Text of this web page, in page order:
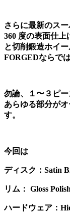
さらに最新のス
360 度の表面仕上
と切削鍛造ホイ
FORGEDならでは
勿論、１〜３ピ
あらゆる部分が
す。
今回は
ディスク：Satin
リム： Gloss
ハードウェア：